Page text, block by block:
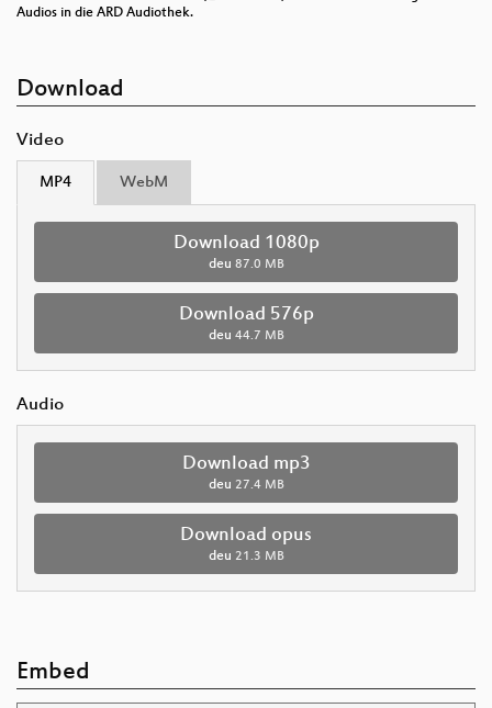
Audios in die ARD Audiothek.
Download
Video
MP4 WebM
Download 1080p
deu 87.0 MB
Download 576p
deu 44.7 MB
Audio
Download mp3
deu 27.4 MB
Download opus
deu 21.3 MB
Embed